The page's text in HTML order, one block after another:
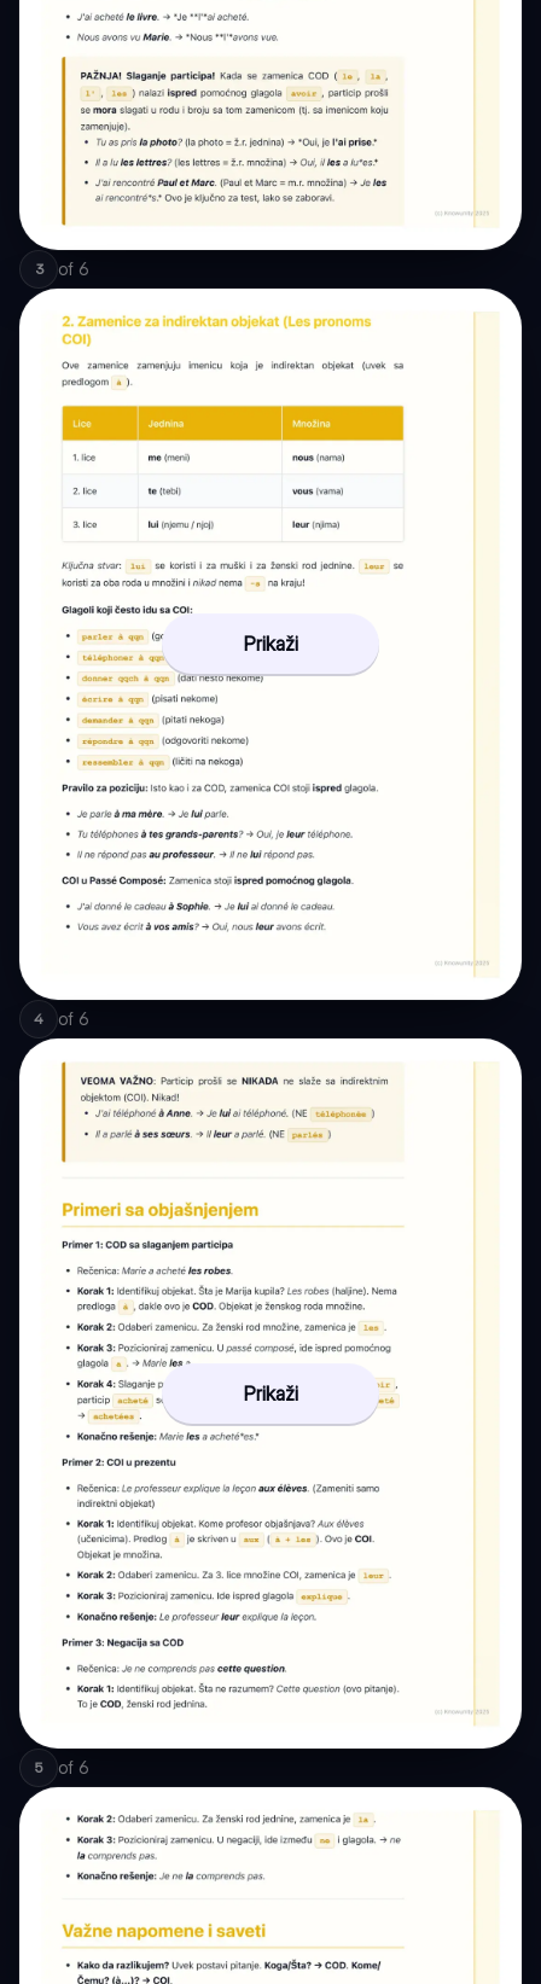
3 of 6
Prikaži
4 of 6
Prikaži
5 of 6